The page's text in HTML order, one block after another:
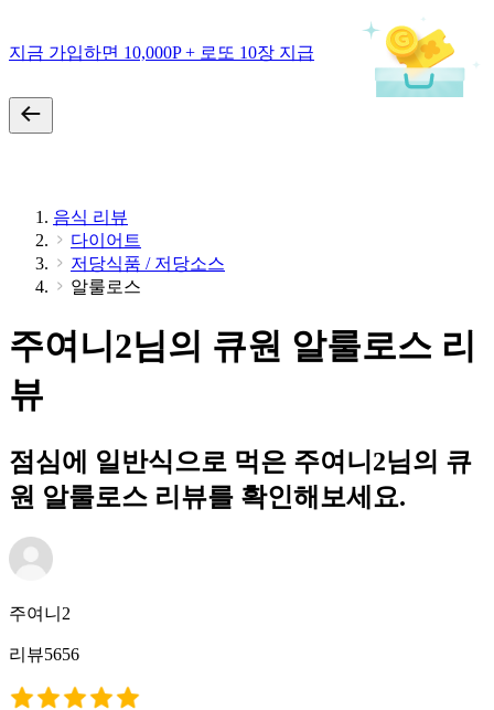
지금 가입하면 10,000P + 로또 10장 지급
음식 리뷰
다이어트
저당식품 / 저당소스
알룰로스
주여니2님의 큐원 알룰로스 리
뷰
점심에 일반식으로 먹은 주여니2님의 큐
원 알룰로스 리뷰를 확인해보세요.
주여니2
리뷰5656